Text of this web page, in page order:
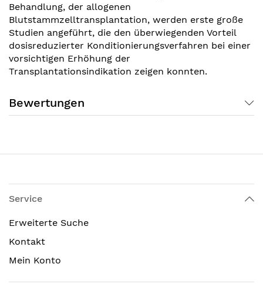
Behandlung, der allogenen
Blutstammzelltransplantation, werden erste große
Studien angeführt, die den überwiegenden Vorteil
dosisreduzierter Konditionierungsverfahren bei einer
vorsichtigen Erhöhung der
Transplantationsindikation zeigen konnten.
Bewertungen
Service
Erweiterte Suche
Kontakt
Mein Konto